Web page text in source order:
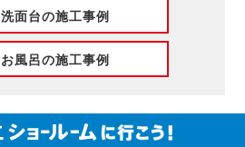
洗面台の施工事例
お風呂の施工事例